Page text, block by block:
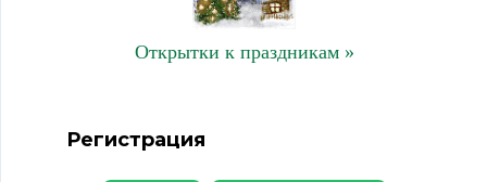
Открытки к праздникам »
Регистрация